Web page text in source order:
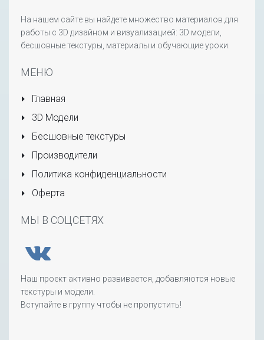
На нашем сайте вы найдете множество материалов для
работы с 3D дизайном и визуализацией: 3D модели,
бесшовные текстуры, материалы и обучающие уроки.
МЕНЮ
Главная
3D Модели
Бесшовные текстуры
Производители
Политика конфиденциальности
Оферта
МЫ В СОЦСЕТЯХ
Наш проект активно развивается, добавляются новые
текстуры и модели.
Вступайте в группу чтобы не пропустить!